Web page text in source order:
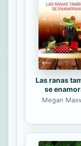
Las ranas
se
Megan